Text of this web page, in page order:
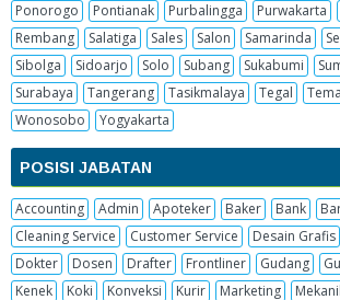
Ponorogo
Pontianak Purbalingga Purwakarta
Rembang
Salatiga Sales Salon Samarinda
Sibolga
Sidoarjo Solo Subang Sukabumi
Surabaya
Tangerang Tasikmalaya Tegal
Wonosobo
Yogyakarta
POSISI JABATAN
Accounting Admin Apoteker Baker Bank
Cleaning Service
Customer Service Desain Grafis
Dokter
Dosen Drafter Frontliner Gudang
Kenek
Koki Konveksi Kurir Marketing